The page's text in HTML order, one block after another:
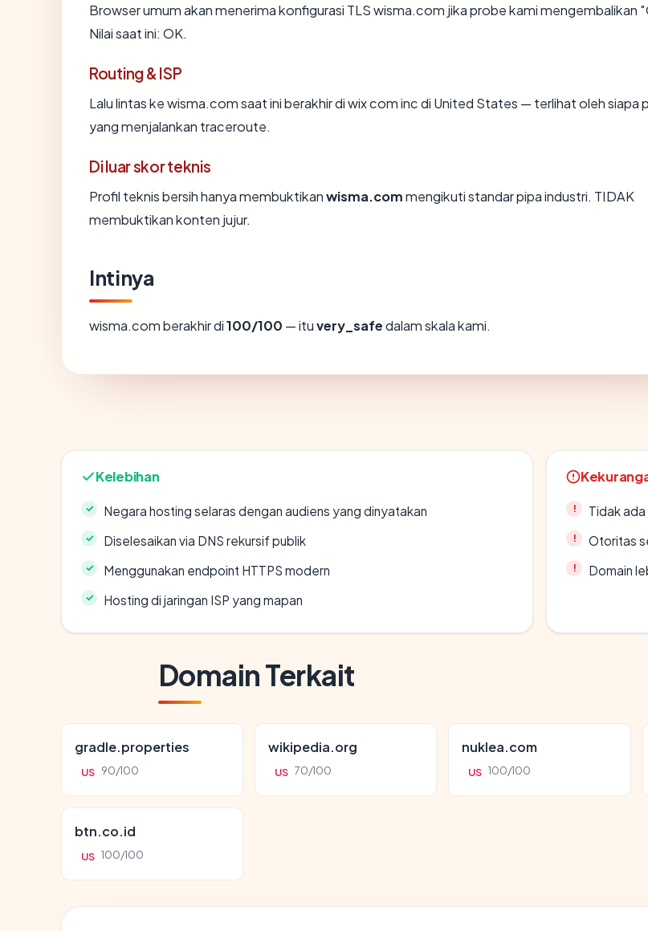
Browser umum akan menerima konfigurasi TLS wisma.com jika probe kami mengembalikan
Nilai saat ini: OK.
Routing & ISP
Lalu lintas ke wisma.com saat ini berakhir di wix com inc di United States — terlihat oleh siapa
yang menjalankan traceroute.
Di luar skor teknis
Profil teknis bersih hanya membuktikanwisma.commengikuti standar pipa industri. TIDAK
membuktikan konten jujur.
Intinya
wisma.com berakhir di100/100 — ituvery_safedalam skala kami.
Kelebihan
Negara hosting selaras dengan audiens yang dinyatakan
Diselesaikan via DNS rekursif publik
Menggunakan endpoint HTTPS modern
Hosting di jaringan ISP yang mapan
Tidak
Otoritas
Domain
Domain Terkait
gradle.properties
US 90/100
wikipedia.org
US 70/100
nuklea.com
US 100/100
btn.co.id
US 100/100